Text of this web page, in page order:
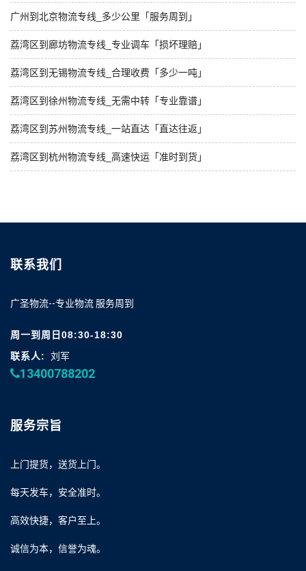
广州到北京物流专线_多少公里「服务周到」
荔湾区到廊坊物流专线_专业调车「损坏理赔」
荔湾区到无锡物流专线_合理收费「多少一吨」
荔湾区到徐州物流专线_无需中转「专业靠谱」
荔湾区到苏州物流专线_一站直达「直达往返」
荔湾区到杭州物流专线_高速快运「准时到货」
联系我们
广圣物流--专业物流 服务周到
周一到周日08:30-18:30
联系人:
刘军
13400788202
服务宗旨
上门提货，送货上门。
每天发车，安全准时。
高效快捷，客户至上。
诚信为本，信誉为魂。